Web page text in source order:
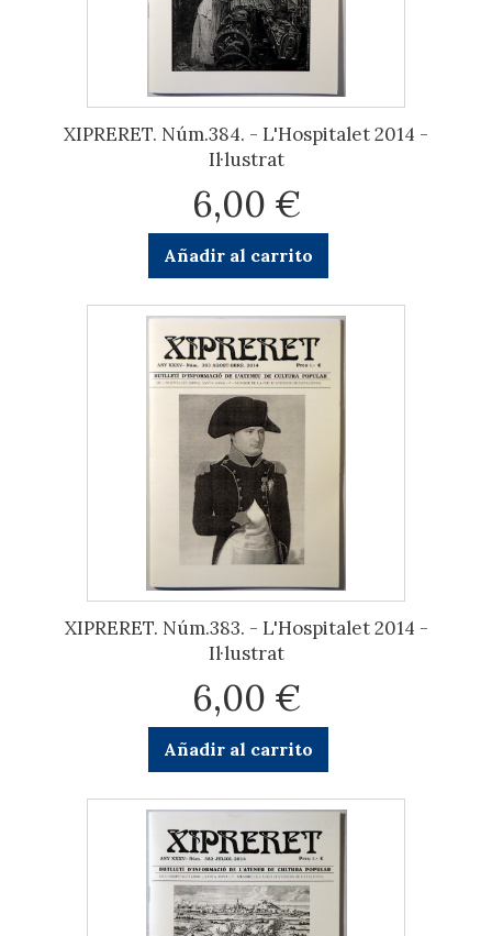
XIPRERET. Núm.384. - L'Hospitalet 2014 -
Il·lustrat
6,00 €
Añadir al carrito
XIPRERET. Núm.383. - L'Hospitalet 2014 -
Il·lustrat
6,00 €
Añadir al carrito